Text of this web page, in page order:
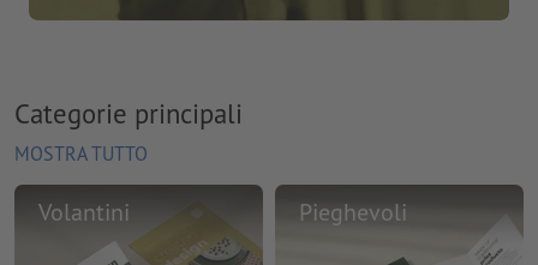
Categorie principali
MOSTRA TUTTO
Volantini Pieghevoli